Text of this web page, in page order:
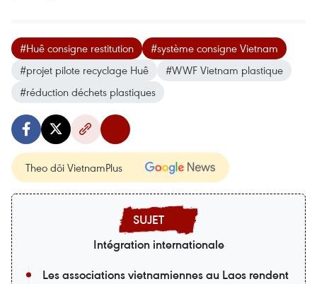
#Huê consigne restitution
#système consigne Vietnam
#projet pilote recyclage Huê
#WWF Vietnam plastique
#réduction déchets plastiques
Theo dõi VietnamPlus
Intégration internationale
Les associations vietnamiennes au Laos rendent